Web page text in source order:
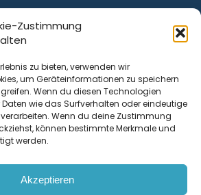
Zustimmung
zu bieten, verwenden wir
um Geräteinformationen zu speichern
Wenn du diesen Technologien
wie das Surfverhalten oder eindeutige
Wenn du deine Zustimmung
können bestimmte Merkmale und
werden.
Akzeptieren
ist ein Service von
Real GmbH
Tischlerstraße 12
Traun| Österreich
Kontakt